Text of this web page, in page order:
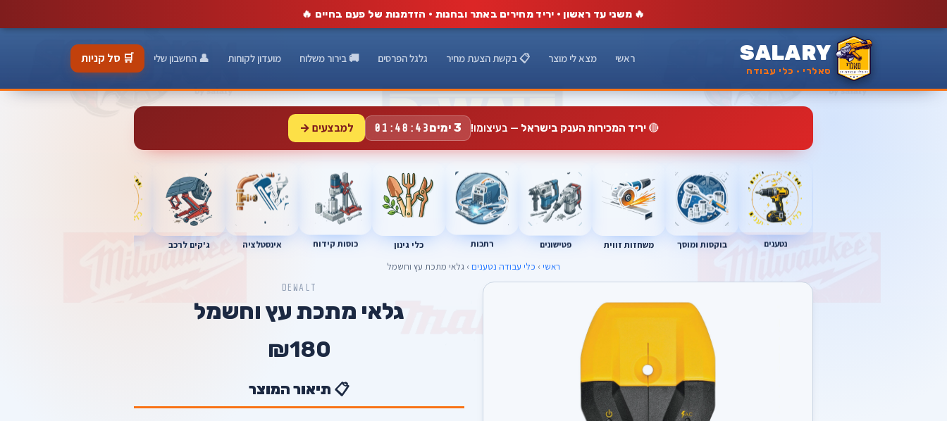
🔥 משני עד ראשון · יריד מחירים באתר ובחנות · הזדמנות של פעם בחיים 🔥
SALARY
סאלרי · כלי עבודה
ראשי מצא לי מוצר 📋 בקשת הצעת מחיר גלגל הפרסים 🚚 בירור משלוח מועדון לקוחות 👤 החשבון שלי 🛒 סל קניות
🔴יריד המכירות הענק בישראל — בעיצומו! 3 ימים 01:48:42 למבצעים →
נטענים בוקסות ומוסך משחזות זווית פטישונים רתכות כלי גינון כוסות קידוח אינסטלציה ג'קים לרכב
ראשי › כלי עבודה נטענים › גלאי מתכת עץ וחשמל
DEWALT
גלאי מתכת עץ וחשמל
₪180
📋 תיאור המוצר